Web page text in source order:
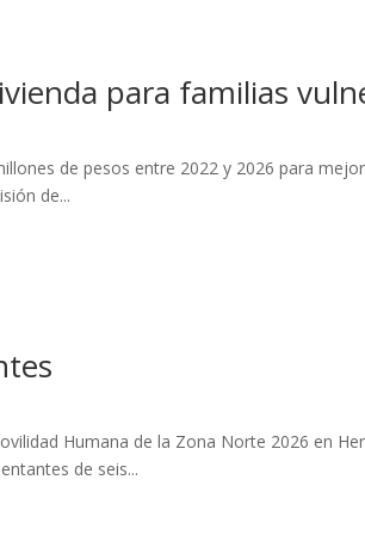
para familias
de pesos entre 2022 y 2026 para
de...
Humana de la Zona Norte 2026 en
de seis...